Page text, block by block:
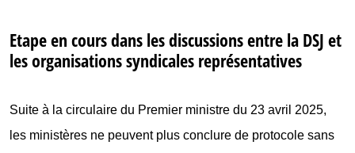
Etape en cours dans les discussions entre la DSJ et
les organisations syndicales représentatives
Suite à la circulaire du Premier ministre du 23 avril 2025,
les ministères ne peuvent plus conclure de protocole sans